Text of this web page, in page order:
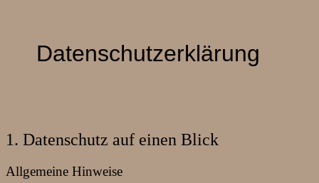
Datenschutzerklärung
1. Datenschutz auf einen Blick
Allgemeine Hinweise